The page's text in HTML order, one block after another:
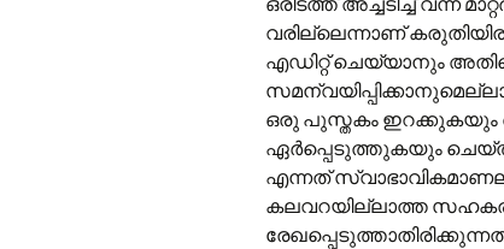
വരില്ലെന്നാണ്
എഡിറ്റ് ചെയ്യാനും
ഒരു പുസ്തകം
ഏർപ്പെടുത്തുകയും
എന്നത്
കലവറയില്ലാത്ത